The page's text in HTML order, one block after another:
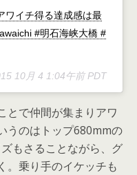
ワイチ得る達成感は最
#明石海峡大橋 #
10月 4 1:04午前 PDT
とで仲間が集まりアワ
うのはトップ680mmの
もさることながら、グ
。乗り手のイケッチも